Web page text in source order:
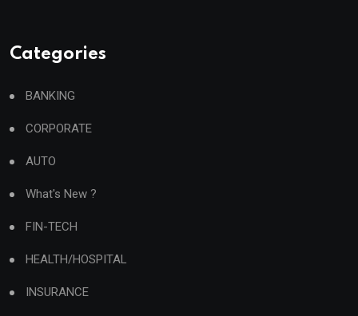
Categories
BANKING
CORPORATE
AUTO
What's New ?
FIN-TECH
HEALTH/HOSPITAL
INSURANCE